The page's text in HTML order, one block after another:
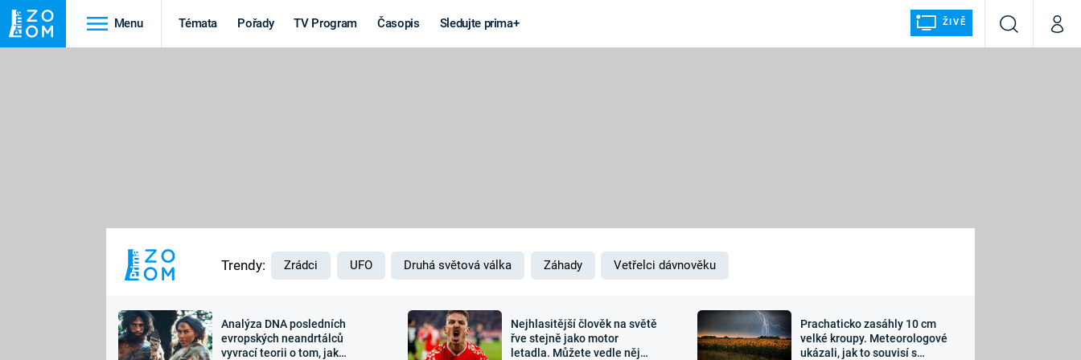
Menu Témata Pořady TV Program Časopis Sledujte prima+ ŽIVĚ
VyhledáváníMůj
MARS
Výročí
Záhady a
Zajímavosti Sledujte nás
Trendy: Zrádci UFO Druhá světová válka Záhady Vetřelci dávnověku
Analýza DNA posledních
evropských neandrtálců
vyvrací teorii o tom, jak
Nejhlasitější člověk na světě
řve stejně jako motor
letadla. Můžete vedle něj
Prachaticko zasáhly 10 cm
velké kroupy. Meteorologové
ukázali, jak to souvisí s